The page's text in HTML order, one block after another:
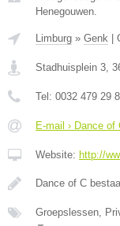
Henegouwen.
Limburg » Genk |
Stadhuisplein 3
Tel: 0032 479 29
E-mail › Dance of
Website: http://
Dance of C
Groepslessen,